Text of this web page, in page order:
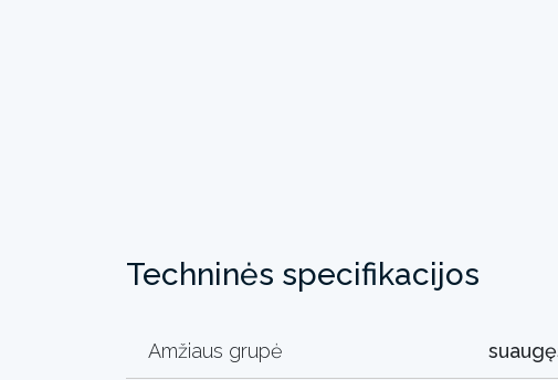
Techninės specifikacijos
Amžiaus grupė